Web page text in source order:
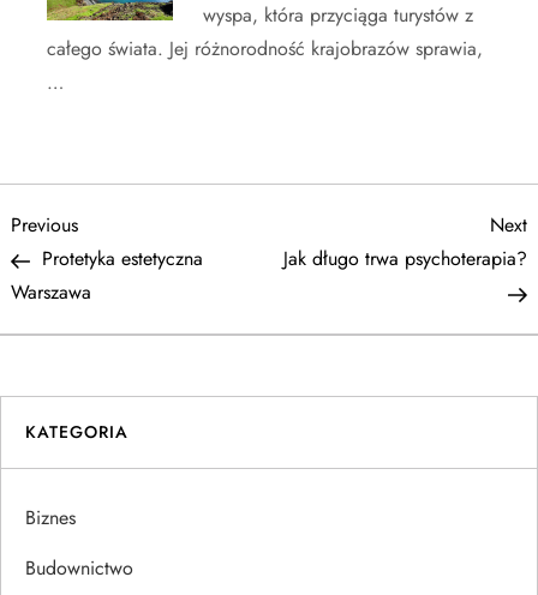
wyspa, która przyciąga turystów z
całego świata. Jej różnorodność krajobrazów sprawia,
…
N
a
w
i
g
a
c
Previous
Post
Previous
Protetyka estetyczna
Warszawa
Next
Jak długo trwa psychoterapia?
KATEGORIA
Biznes
Budownictwo